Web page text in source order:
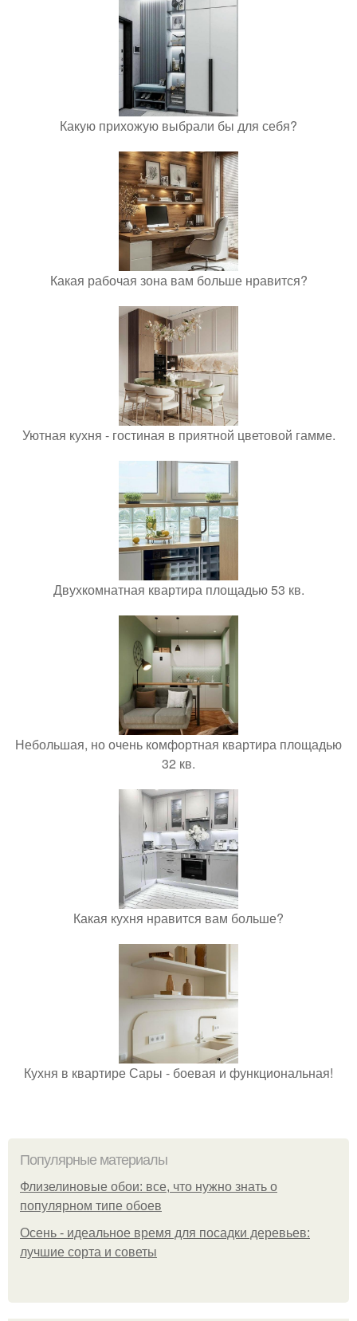
Какую прихожую выбрали бы для себя?
Какая рабочая зона вам больше нравится?
Уютная кухня - гостиная в приятной цветовой гамме.
Двухкомнатная квартира площадью 53 кв.
Небольшая, но очень комфортная квартира площадью
32 кв.
Какая кухня нравится вам больше?
Кухня в квартире Сары - боевая и функциональная!
Популярные материалы
Флизелиновые обои: все, что нужно знать о
популярном типе обоев
Осень - идеальное время для посадки деревьев:
лучшие сорта и советы